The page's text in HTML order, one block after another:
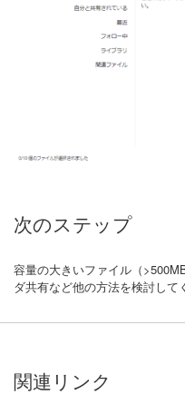
次のステップ
容量の大きいファイル（
ダ共有など他の方法を検討して
関連リンク